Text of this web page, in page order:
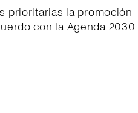
prioritarias la promoción
con la Agenda 2030